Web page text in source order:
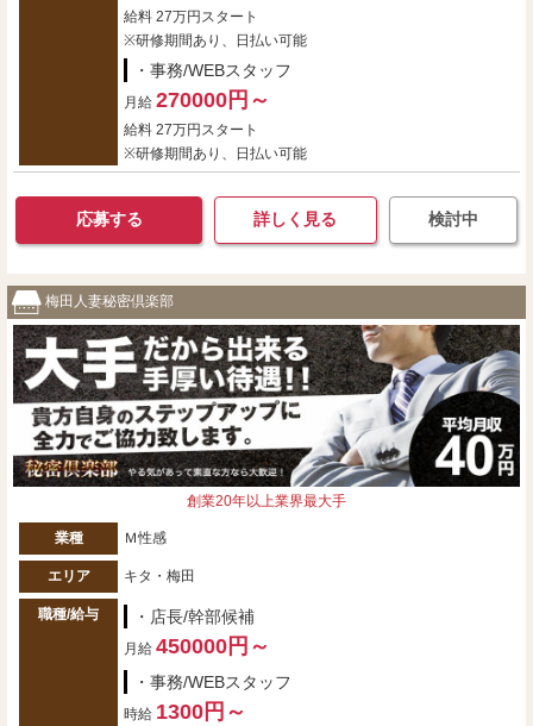
給料 27万円スタート
※研修期間あり、日払い可能
・事務/WEBスタッフ
月給 270000円～
給料 27万円スタート
※研修期間あり、日払い可能
応募する 詳しく見る 検討中
梅田人妻秘密倶楽部
創業20年以上業界最大手
業種 Ｍ性感
エリア キタ・梅田
職種/給与 ・店長/幹部候補
月給 450000円～
・事務/WEBスタッフ
時給 1300円～